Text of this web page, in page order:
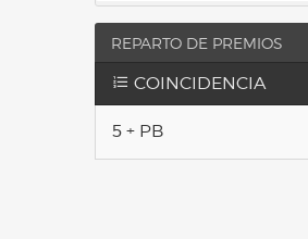
REPARTO DE PREMIOS
COINCIDENCIA
5 + PB